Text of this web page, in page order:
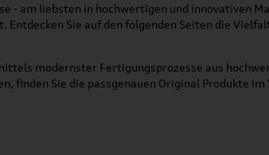
- am liebsten in hochwertigen und innovativen
Sie auf den folgenden Seiten die
modernster Fertigungsprozesse aus
finden Sie die passgenauen Original Produkte